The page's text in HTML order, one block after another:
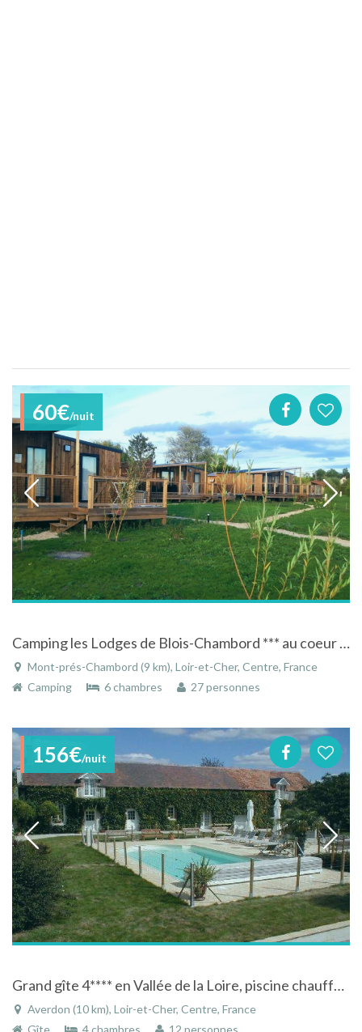
60€/nuit
Camping les Lodges de Blois-Chambord *** au coeur des Châteaux de la Loire
Mont-prés-Chambord (9 km), Loir-et-Cher, Centre, France
Camping
6 chambres 27 personnes
156€/nuit
Grand gîte 4**** en Vallée de la Loire, piscine chauffée et jacuzzi 5 places
Averdon (10 km), Loir-et-Cher, Centre, France